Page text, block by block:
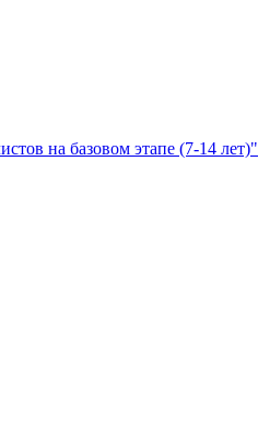
на базовом этапе (7-14 лет)"